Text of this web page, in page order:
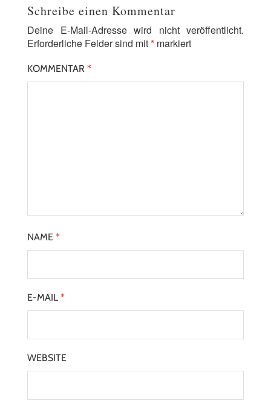
Schreibe einen Kommentar
Deine E-Mail-Adresse wird nicht veröffentlicht.
Erforderliche Felder sind mit* markiert
KOMMENTAR *
NAME *
E-MAIL *
WEBSITE